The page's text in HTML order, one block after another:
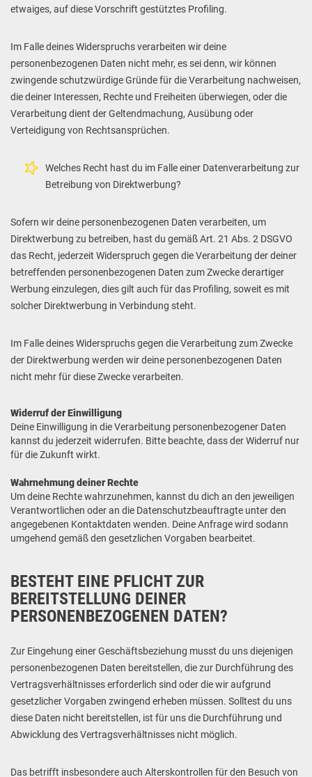
etwaiges, auf diese Vorschrift gestütztes Profiling.
Im Falle deines Widerspruchs verarbeiten wir deine
personenbezogenen Daten nicht mehr, es sei denn, wir können
zwingende schutzwürdige Gründe für die Verarbeitung nachweisen,
die deiner Interessen, Rechte und Freiheiten überwiegen, oder die
Verarbeitung dient der Geltendmachung, Ausübung oder
Verteidigung von Rechtsansprüchen.
Welches Recht hast du im Falle einer Datenverarbeitung zur
Betreibung von Direktwerbung?
Sofern wir deine personenbezogenen Daten verarbeiten, um
Direktwerbung zu betreiben, hast du gemäß Art. 21 Abs. 2 DSGVO
das Recht, jederzeit Widerspruch gegen die Verarbeitung der deiner
betreffenden personenbezogenen Daten zum Zwecke derartiger
Werbung einzulegen, dies gilt auch für das Profiling, soweit es mit
solcher Direktwerbung in Verbindung steht.
Im Falle deines Widerspruchs gegen die Verarbeitung zum Zwecke
der Direktwerbung werden wir deine personenbezogenen Daten
nicht mehr für diese Zwecke verarbeiten.
Widerruf der Einwilligung
Deine Einwilligung in die Verarbeitung personenbezogener Daten
kannst du jederzeit widerrufen. Bitte beachte, dass der Widerruf nur
für die Zukunft wirkt.
Wahrnehmung deiner Rechte
Um deine Rechte wahrzunehmen, kannst du dich an den jeweiligen
Verantwortlichen oder an die Datenschutzbeauftragte unter den
angegebenen Kontaktdaten wenden. Deine Anfrage wird sodann
umgehend gemäß den gesetzlichen Vorgaben bearbeitet.
BESTEHT EINE PFLICHT ZUR
BEREITSTELLUNG DEINER
PERSONENBEZOGENEN DATEN?
Zur Eingehung einer Geschäftsbeziehung musst du uns diejenigen
personenbezogenen Daten bereitstellen, die zur Durchführung des
Vertragsverhältnisses erforderlich sind oder die wir aufgrund
gesetzlicher Vorgaben zwingend erheben müssen. Solltest du uns
diese Daten nicht bereitstellen, ist für uns die Durchführung und
Abwicklung des Vertragsverhältnisses nicht möglich.
Das betrifft insbesondere auch Alterskontrollen für den Besuch von